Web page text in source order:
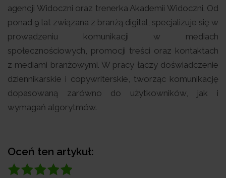
agencji Widoczni oraz trenerka Akademii Widoczni. Od
ponad 9 lat związana z branżą digital, specjalizuje się w
prowadzeniu komunikacji w mediach
społecznościowych, promocji treści oraz kontaktach
z mediami branżowymi. W pracy łączy doświadczenie
dziennikarskie i copywriterskie, tworząc komunikację
dopasowaną zarówno do użytkowników, jak i
wymagań algorytmów.
Oceń ten artykuł: